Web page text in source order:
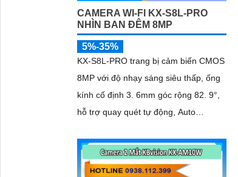
CAMERA WI-FI KX-S8L-PRO
NHÌN BAN ĐÊM 8MP
5%-35%
KX-S8L-PRO trang bị cảm biến CMOS
8MP với độ nhạy sáng siêu thấp, ống
kính cố định 3. 6mm góc rộng 82. 9°,
hỗ trợ quay quét tự động, Auto